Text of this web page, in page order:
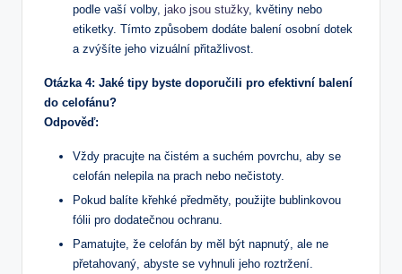
podle vaší volby, jako jsou stužky, květiny nebo
etiketky. Tímto způsobem dodáte balení osobní dotek
a zvýšíte jeho vizuální přitažlivost.
Otázka 4: Jaké tipy byste doporučili pro efektivní balení
do celofánu?
Odpověď:
Vždy pracujte na čistém a suchém povrchu, aby se
celofán nelepila na prach nebo nečistoty.
Pokud balíte křehké předměty, použijte bublinkovou
fólii pro dodatečnou ochranu.
Pamatujte, že celofán by měl být napnutý, ale ne
přetahovaný, abyste se vyhnuli jeho roztržení.